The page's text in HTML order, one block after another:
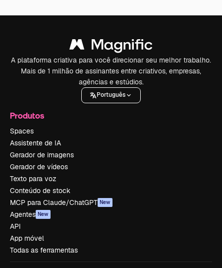
A plataforma criativa para você direcionar seu melhor trabalho.
Mais de 1 milhão de assinantes entre criativos, empresas,
agências e estúdios.
Português
Produtos
Spaces
Assistente de IA
Gerador de imagens
Gerador de vídeos
Texto para voz
Conteúdo de stock
MCP para Claude/ChatGPT New
Agentes New
API
App móvel
Todas as ferramentas